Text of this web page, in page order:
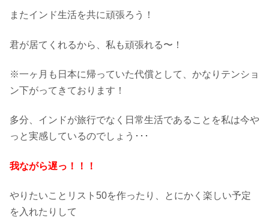
またインド生活を共に頑張ろう！
君が居てくれるから、私も頑張れる〜！
※一ヶ月も日本に帰っていた代償として、かなりテンショ
ン下がってきております！
多分、インドが旅行でなく日常生活であることを私は今や
っと実感しているのでしょう･･･
我ながら遅っ！！！
やりたいことリスト50を作ったり、とにかく楽しい予定
を入れたりして